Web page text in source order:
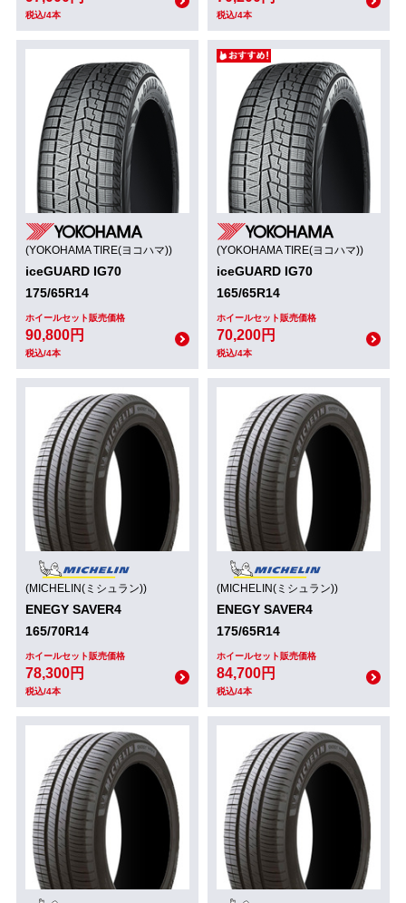
税込/4本 税込/4本
(YOKOHAMA TIRE(ヨコハマ))
iceGUARD IG70
175/65R14
ホイールセット販売価格
90,800円
税込/4本
(YOKOHAMA TIRE(ヨコハマ))
iceGUARD IG70
165/65R14
ホイールセット販売価格
70,200円
税込/4本
(MICHELIN(ミシュラン))
ENEGY SAVER4
165/70R14
ホイールセット販売価格
78,300円
税込/4本
(MICHELIN(ミシュラン))
ENEGY SAVER4
175/65R14
ホイールセット販売価格
84,700円
税込/4本